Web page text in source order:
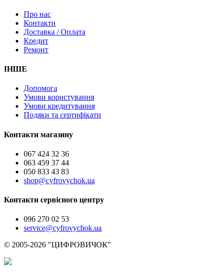
Про нас
Контакти
Доставка / Оплата
Кредит
Ремонт
ІНШЕ
Допомога
Умови користування
Умови кредитування
Подяки та сертифікати
Контакти магазину
067 424 32 36
063 459 37 44
050 833 43 83
shop@cyfrovychok.ua
Контакти сервісного центру
096 270 02 53
service@cyfrovychok.ua
© 2005-2026 "ЦИФРОВИЧОК"